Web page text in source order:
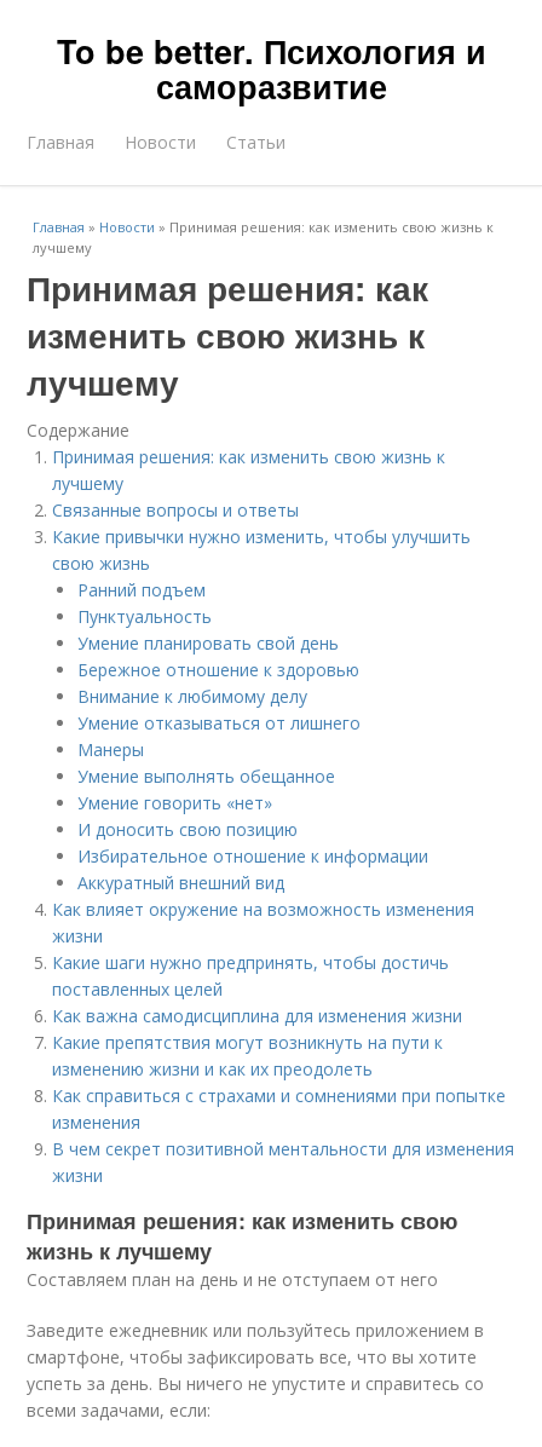
To be better. Психология и
саморазвитие
Главная Новости Статьи
Главная » Новости » Принимая решения: как изменить свою жизнь к
лучшему
Принимая решения: как
изменить свою жизнь к
лучшему
Содержание
Принимая решения: как изменить свою жизнь к
лучшему
Связанные вопросы и ответы
Какие привычки нужно изменить, чтобы улучшить
свою жизнь
Ранний подъем
Пунктуальность
Умение планировать свой день
Бережное отношение к здоровью
Внимание к любимому делу
Умение отказываться от лишнего
Манеры
Умение выполнять обещанное
Умение говорить «нет»
И доносить свою позицию
Избирательное отношение к информации
Аккуратный внешний вид
Как влияет окружение на возможность изменения
жизни
Какие шаги нужно предпринять, чтобы достичь
поставленных целей
Как важна самодисциплина для изменения жизни
Какие препятствия могут возникнуть на пути к
изменению жизни и как их преодолеть
Как справиться с страхами и сомнениями при попытке
изменения
В чем секрет позитивной ментальности для изменения
жизни
Принимая решения: как изменить свою
жизнь к лучшему
Составляем план на день и не отступаем от него
Заведите ежедневник или пользуйтесь приложением в
смартфоне, чтобы зафиксировать все, что вы хотите
успеть за день. Вы ничего не упустите и справитесь со
всеми задачами, если: